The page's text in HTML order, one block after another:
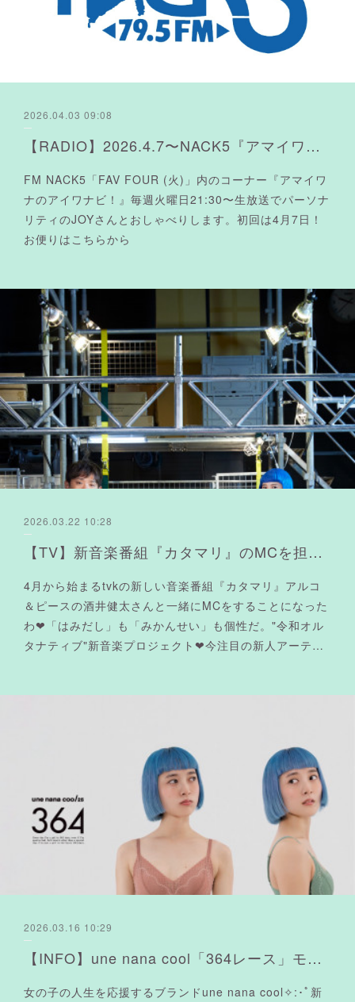
2026.04.03 09:08
【RADIO】2026.4.7〜NACK5『アマイワナのアイワナビ！』レギュラー出演決定よ❤︎
FM NACK5「FAV FOUR (火)」内のコーナー『アマイワ
ナのアイワナビ！』毎週火曜日21:30〜生放送でパーソナ
リティのJOYさんとおしゃべりします。初回は4月7日！
お便りはこちらから
2026.03.22 10:28
【TV】新音楽番組『カタマリ』のMCを担当よ❤︎
4月から始まるtvkの新しい音楽番組『カタマリ』アルコ
＆ピースの酒井健太さんと一緒にMCをすることになった
わ❤︎「はみだし」も「みかんせい」も個性だ。"令和オル
タナティブ"新音楽プロジェクト❤︎今注目の新人アーテ…
2026.03.16 10:29
【INFO】une nana cool「364レース」モデルを担当❤︎
女の子の人生を応援するブランドune nana cool✧:･ﾟ新